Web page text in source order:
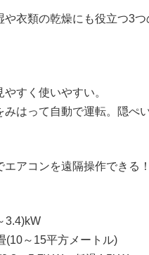
や衣類の乾燥にも役立つ3
すく使いやすい。
はって自動で運転。隠ぺ
アコンを遠隔操作できる！
3.4)kW
(10～15平方メートル)